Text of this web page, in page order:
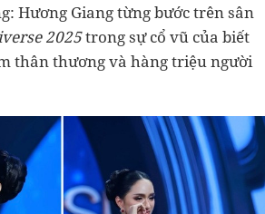
Hương Giang từng bước trên sân
2025trong sự cổ vũ của biết
thân thương và hàng triệu người